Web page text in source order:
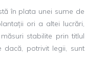
în plata unei sume de
ori a altei lucrări,
stabilite prin titlul
dacă, potrivit legii, sunt